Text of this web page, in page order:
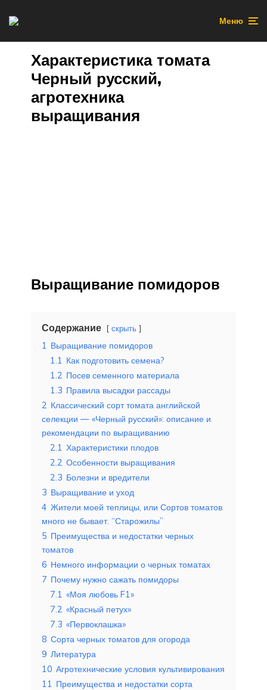
Меню
Характеристика томата
Черный русский,
агротехника
выращивания
Выращивание помидоров
Содержание скрыть
1 Выращивание помидоров
1.1 Как подготовить семена?
1.2 Посев семенного материала
1.3 Правила высадки рассады
2 Классический сорт томата английской
селекции — «Черный русский»: описание и
рекомендации по выращиванию
2.1 Характеристики плодов
2.2 Особенности выращивания
2.3 Болезни и вредители
3 Выращивание и уход
4 Жители моей теплицы, или Сортов томатов
много не бывает. “Старожилы”
5 Преимущества и недостатки черных
томатов
6 Немного информации о черных томатах
7 Почему нужно сажать помидоры
7.1 «Моя любовь F1»
7.2 «Красный петух»
7.3 «Первоклашка»
8 Сорта черных томатов для огорода
9 Литература
10 Агротехнические условия культивирования
11 Преимущества и недостатки сорта